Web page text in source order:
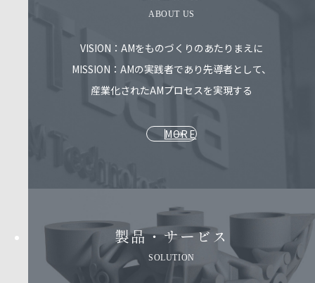
ABOUT US
VISION：AMをものづくりのあたりまえに
MISSION：AMの実践者であり先導者として、
産業化されたAMプロセスを実現する
MORE
製品・サービス​
SOLUTION